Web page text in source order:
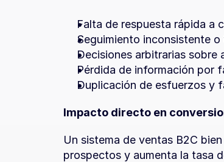
Falta de respuesta rápida a
Seguimiento inconsistente
Decisiones arbitrarias
Pérdida de información por
Duplicación de esfuerzos y
Impacto directo en
Un sistema de ventas B2C
prospectos y aumenta la tasa